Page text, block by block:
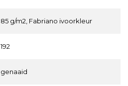
85 g/m2, Fabriano ivoorkleur
192
genaaid